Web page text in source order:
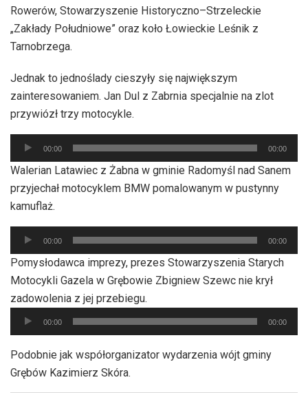
Rowerów, Stowarzyszenie Historyczno–Strzeleckie
„Zakłady Południowe” oraz koło Łowieckie Leśnik z
Tarnobrzega.
Jednak to jednoślady cieszyły się największym
zainteresowaniem. Jan Dul z Zabrnia specjalnie na zlot
przywiózł trzy motocykle.
Odtwarzacz
plików
dźwiękowych
00:00 00:00
Walerian Latawiec z Żabna w gminie Radomyśl nad Sanem
przyjechał motocyklem BMW pomalowanym w pustynny
kamuflaż.
Odtwarzacz
plików
dźwiękowych
00:00 00:00
Pomysłodawca imprezy, prezes Stowarzyszenia Starych
Motocykli Gazela w Grębowie Zbigniew Szewc nie krył
zadowolenia z jej przebiegu.
Odtwarzacz
plików
dźwiękowych
00:00 00:00
Podobnie jak współorganizator wydarzenia wójt gminy
Grębów Kazimierz Skóra.